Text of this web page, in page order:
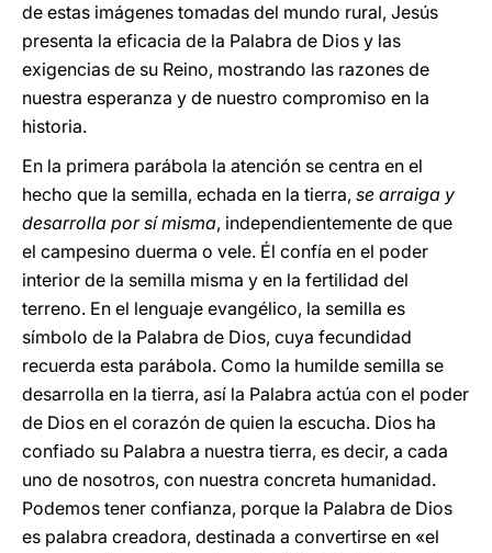
de estas imágenes tomadas del mundo rural, Jesús
presenta la eficacia de la Palabra de Dios y las
exigencias de su Reino, mostrando las razones de
nuestra esperanza y de nuestro compromiso en la
historia.
En la primera parábola la atención se centra en el
hecho que la semilla, echada en la tierra, se arraiga y
desarrolla por sí misma, independientemente de que
el campesino duerma o vele. Él confía en el poder
interior de la semilla misma y en la fertilidad del
terreno. En el lenguaje evangélico, la semilla es
símbolo de la Palabra de Dios, cuya fecundidad
recuerda esta parábola. Como la humilde semilla se
desarrolla en la tierra, así la Palabra actúa con el poder
de Dios en el corazón de quien la escucha. Dios ha
confiado su Palabra a nuestra tierra, es decir, a cada
uno de nosotros, con nuestra concreta humanidad.
Podemos tener confianza, porque la Palabra de Dios
es palabra creadora, destinada a convertirse en «el